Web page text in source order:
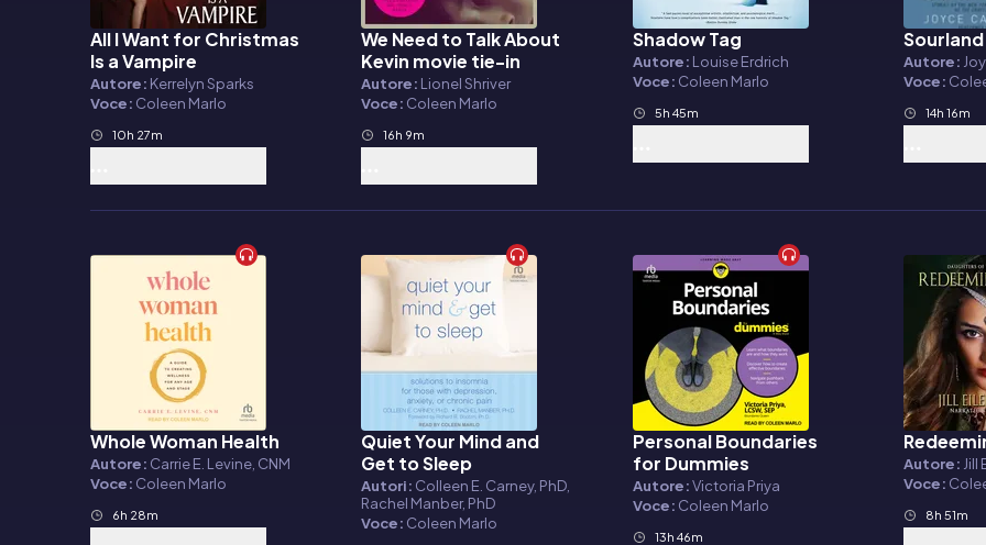
Audiolibro
All I Want for Christmas
Is a Vampire
Autore: Kerrelyn Sparks
Voce: Coleen Marlo
10h 27m
Audiolibro
We Need to Talk About
Kevin movie tie-in
Autore: Lionel Shriver
Voce: Coleen Marlo
16h 9m
Audiolibro
Shadow Tag
Autore: Louise Erdrich
Voce: Coleen Marlo
5h 45m
Audiolibro
Sourland
Autore:
Voce:
14h 16m
Audiolibro
Whole Woman Health
Autore: Carrie E. Levine, CNM
Voce: Coleen Marlo
6h 28m
Audiolibro
Quiet Your Mind and
Get to Sleep
Autori: Colleen E. Carney, PhD,
Rachel Manber, PhD
Voce: Coleen Marlo
Audiolibro
Personal Boundaries
for Dummies
Autore:Victoria Priya
Voce: Coleen Marlo
13h 46m
Autore: Jill
Voce:
8h 51m